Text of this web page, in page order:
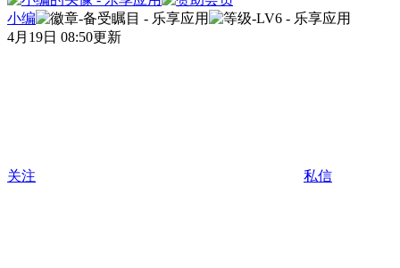
小编
4月19日 08:50更新
关注 私信